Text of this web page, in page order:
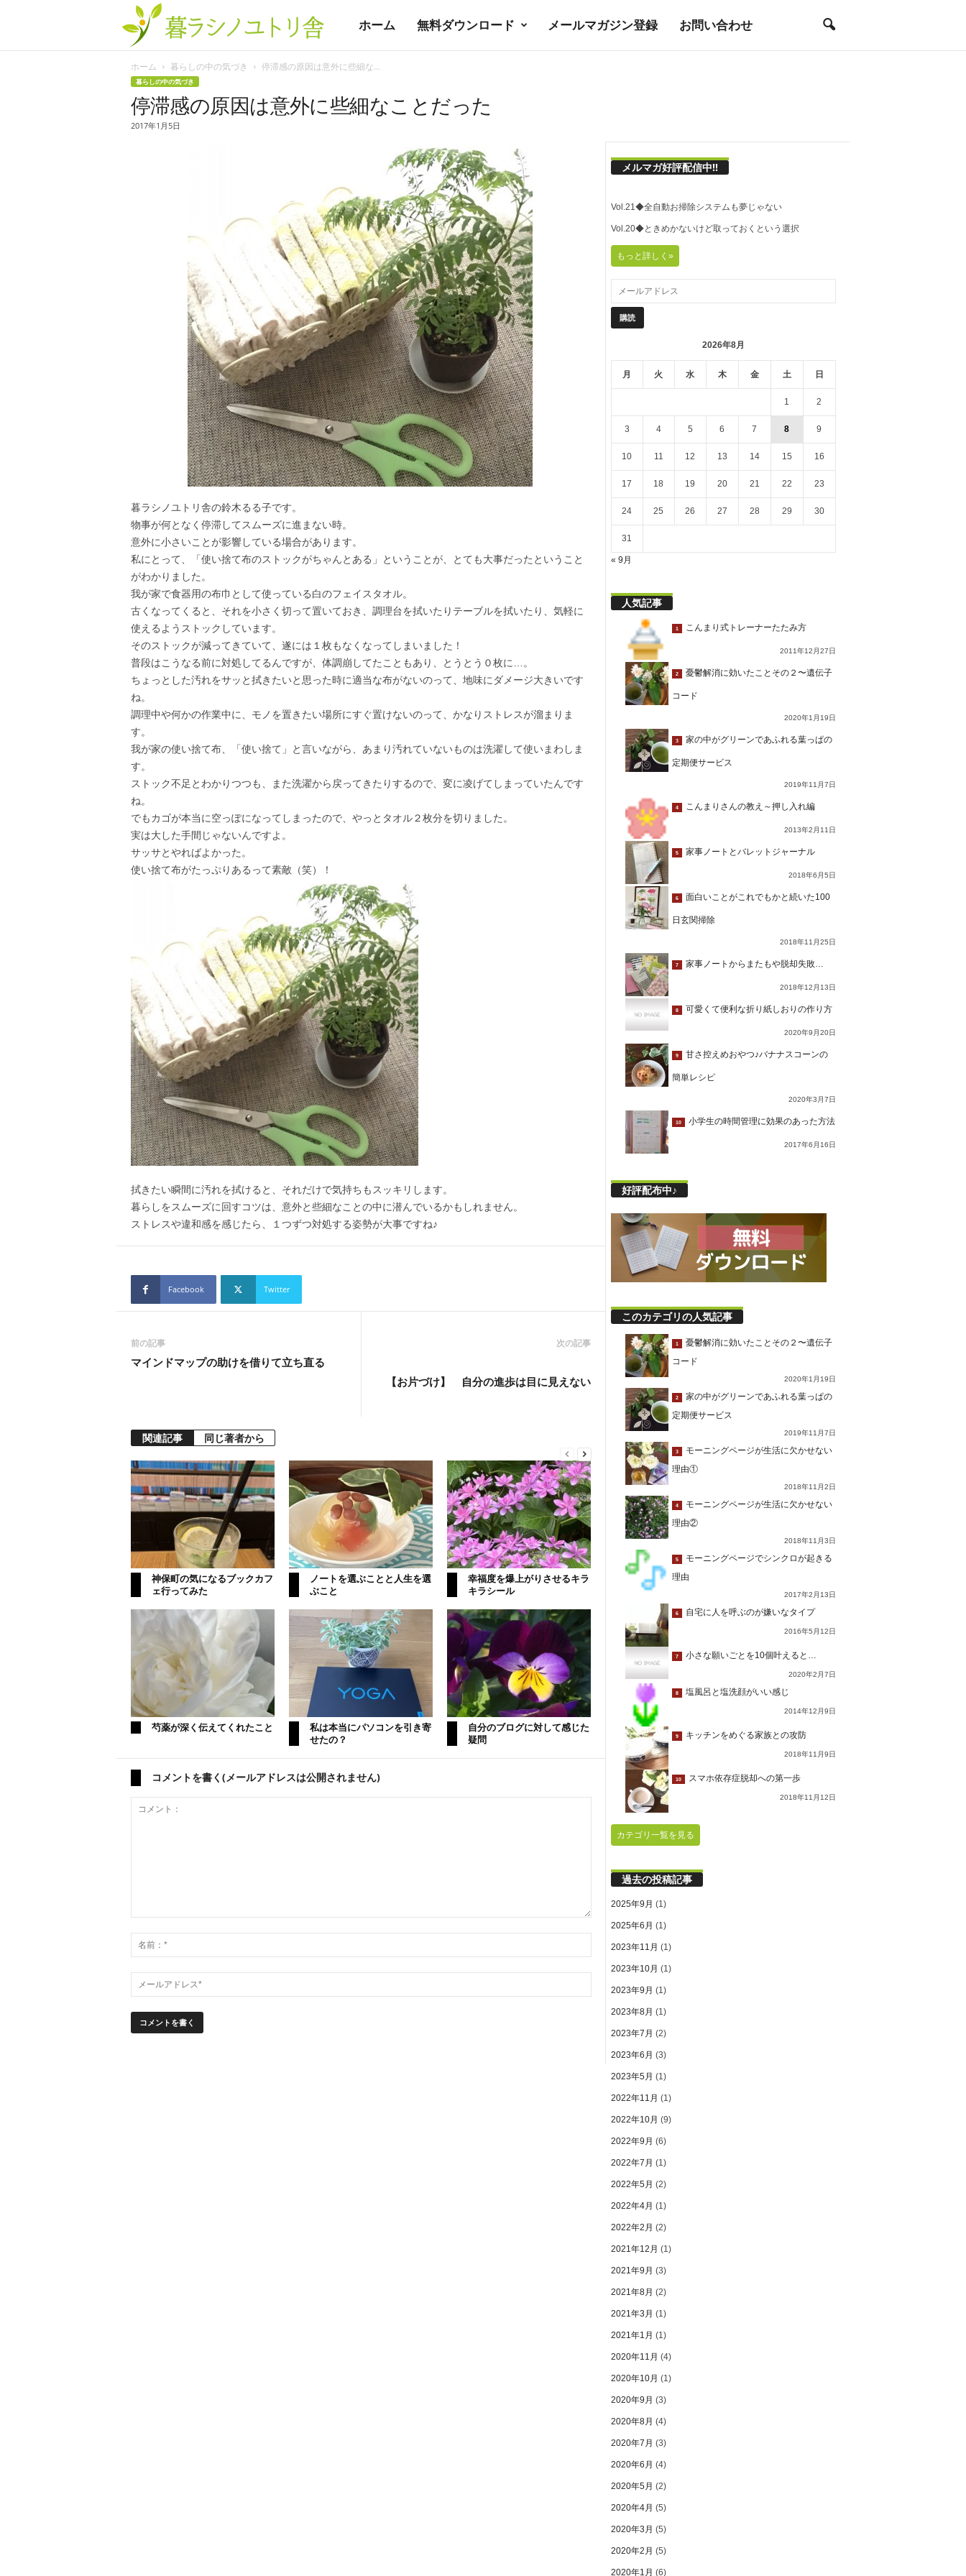
ユ
ト
リ
舎
ホーム 無料ダウンロード メールマガジン登録 お問い合わせ
ホーム 暮らしの中の気づき 停滞感の原因は意外に些細な...
暮らしの中の気づき
停滞感の原因は意外に些細なことだった
2017年1月5日
暮ラシノユトリ舎の鈴木るる子です。
物事が何となく停滞してスムーズに進まない時。
意外に小さいことが影響している場合があります。
私にとって、「使い捨て布のストックがちゃんとある」ということが、とても大事だったということ
がわかりました。
我が家で食器用の布巾として使っている白のフェイスタオル。
古くなってくると、それを小さく切って置いておき、調理台を拭いたりテーブルを拭いたり、気軽に
使えるようストックしています。
そのストックが減ってきていて、遂には１枚もなくなってしまいました！
普段はこうなる前に対処してるんですが、体調崩してたこともあり、とうとう０枚に…。
ちょっとした汚れをサッと拭きたいと思った時に適当な布がないのって、地味にダメージ大きいです
ね。
調理中や何かの作業中に、モノを置きたい場所にすぐ置けないのって、かなりストレスが溜まりま
す。
我が家の使い捨て布、「使い捨て」と言いながら、あまり汚れていないものは洗濯して使いまわしま
す。
ストック不足とわかりつつも、また洗濯から戻ってきたりするので、変に凌げてしまっていたんです
ね。
でもカゴが本当に空っぽになってしまったので、やっとタオル２枚分を切りました。
実は大した手間じゃないんですよ。
サッサとやればよかった。
使い捨て布がたっぷりあるって素敵（笑）！
拭きたい瞬間に汚れを拭けると、それだけで気持ちもスッキリします。
暮らしをスムーズに回すコツは、意外と些細なことの中に潜んでいるかもしれません。
ストレスや違和感を感じたら、１つずつ対処する姿勢が大事ですね♪
Facebook Twitter
前の記事
マインドマップの助けを借りて立ち直る
次の記事
【お片づけ】 自分の進歩は目に見えない
関連記事 同じ著者から
神保町の気になるブックカフ
ェ行ってみた
ノートを選ぶことと人生を選
ぶこと
幸福度を爆上がりさせるキラ
キラシール
芍薬が深く伝えてくれたこと
私は本当にパソコンを引き寄
せたの？
自分のブログに対して感じた
疑問
コメントを書く(メールアドレスは公開されません)
メルマガ好評配信中!!
Vol.21◆全自動お掃除システムも夢じゃない
Vol.20◆ときめかないけど取っておくという選択
もっと詳しく»
2026年8月
月 火 水 木 金 土 日
1 2
3 4 5 6 7 8 9
10 11 12 13 14 15 16
17 18 19 20 21 22 23
24 25 26 27 28 29 30
31
« 9月
人気記事
1 こんまり式トレーナーたたみ方
2011年12月27日
2 憂鬱解消に効いたことその２〜遺伝子
コード
2020年1月19日
3 家の中がグリーンであふれる葉っぱの
定期便サービス
2019年11月7日
4 こんまりさんの教え～押し入れ編
2013年2月11日
5 家事ノートとバレットジャーナル
2018年6月5日
6 面白いことがこれでもかと続いた100
日玄関掃除
2018年11月25日
7 家事ノートからまたもや脱却失敗…
2018年12月13日
8 可愛くて便利な折り紙しおりの作り方
2020年9月20日
9 甘さ控えめおやつ♪バナナスコーンの
簡単レシピ
2020年3月7日
10 小学生の時間管理に効果のあった方法
2017年6月16日
好評配布中♪
このカテゴリの人気記事
1
憂鬱解消に効いたことその２〜遺伝子
コード
2020年1月19日
2
家の中がグリーンであふれる葉っぱの
定期便サービス
2019年11月7日
3
モーニングページが生活に欠かせない
理由①
2018年11月2日
4
モーニングページが生活に欠かせない
理由②
2018年11月3日
5
モーニングページでシンクロが起きる
理由
2017年2月13日
6 自宅に人を呼ぶのが嫌いなタイプ
2016年5月12日
7 小さな願いごとを10個叶えると…
2020年2月7日
8 塩風呂と塩洗顔がいい感じ
2014年12月9日
9 キッチンをめぐる家族との攻防
2018年11月9日
10 スマホ依存症脱却への第一歩
2018年11月12日
カテゴリ一覧を見る
過去の投稿記事
2025年9月 (1)
2025年6月 (1)
2023年11月 (1)
2023年10月 (1)
2023年9月 (1)
2023年8月 (1)
2023年7月 (2)
2023年6月 (3)
2023年5月 (1)
2022年11月 (1)
2022年10月 (9)
2022年9月 (6)
2022年7月 (1)
2022年5月 (2)
2022年4月 (1)
2022年2月 (2)
2021年12月 (1)
2021年9月 (3)
2021年8月 (2)
2021年3月 (1)
2021年1月 (1)
2020年11月 (4)
2020年10月 (1)
2020年9月 (3)
2020年8月 (4)
2020年7月 (3)
2020年6月 (4)
2020年5月 (2)
2020年4月 (5)
2020年3月 (5)
2020年2月 (5)
2020年1月 (6)